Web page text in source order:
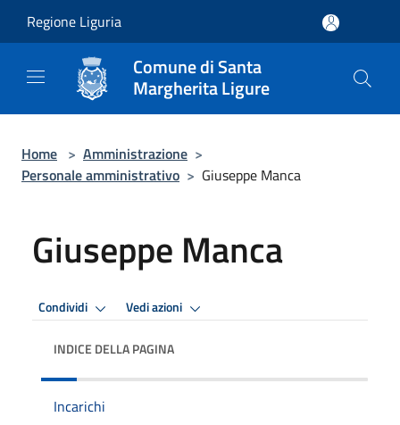
Regione Liguria
Comune di Santa
Margherita Ligure
Home > Amministrazione >
Personale amministrativo > Giuseppe Manca
Giuseppe Manca
Condividi Vedi azioni
INDICE DELLA PAGINA
Incarichi